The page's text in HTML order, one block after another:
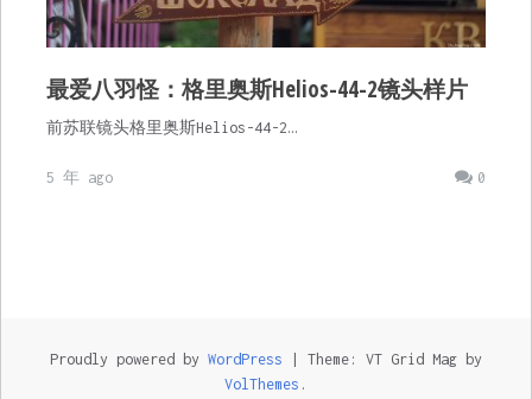
最爱八羽怪：格里奥斯Helios-44-2镜头样片
前苏联镜头格里奥斯Helios-44-2…
0
5 年 ago
Proudly powered by WordPress | Theme: VT Grid Mag by
VolThemes .